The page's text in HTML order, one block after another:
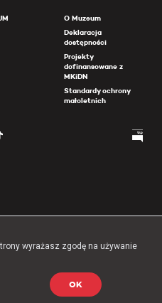
O Muzeum
Deklaracja
dostępności
Projekty
dofinansowane z
MKiDN
Standardy ochrony
małoletnich
Warszawskiego
wyrażasz zgodę na używanie
OK